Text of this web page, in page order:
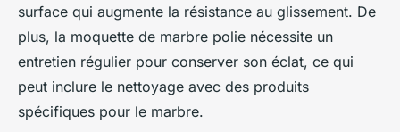
surface qui augmente la résistance au glissement. De
plus, la moquette de marbre polie nécessite un
entretien régulier pour conserver son éclat, ce qui
peut inclure le nettoyage avec des produits
spécifiques pour le marbre.